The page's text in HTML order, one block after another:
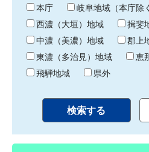
わ
り
本庁
岐阜地域（本庁除
西濃（大垣）地域
揖斐
中濃（美濃）地域
郡上
東濃（多治見）地域
恵
飛騨地域
県外